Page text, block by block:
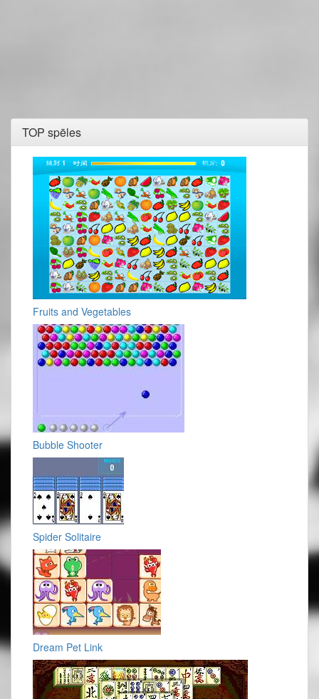
TOP spēles
Fruits and Vegetables
Bubble Shooter
Spider Solitaire
Dream Pet Link